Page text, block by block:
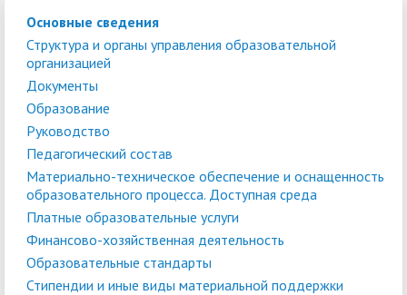
Основные сведения
Структура и органы управления образовательной
организацией
Документы
Образование
Руководство
Педагогический состав
Материально-техническое обеспечение и оснащенность
образовательного процесса. Доступная среда
Платные образовательные услуги
Финансово-хозяйственная деятельность
Образовательные стандарты
Стипендии и иные виды материальной поддержки